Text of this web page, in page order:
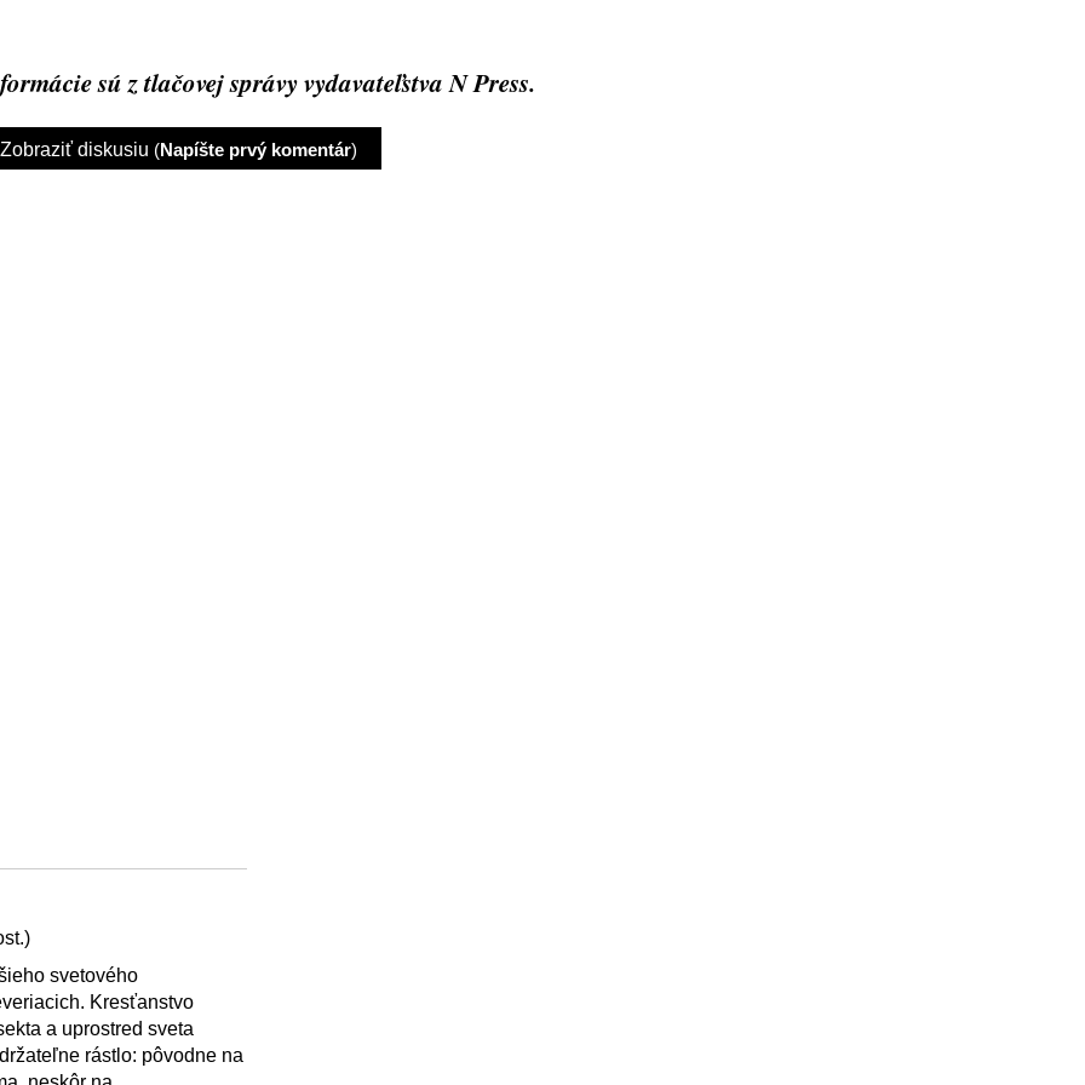
sú z tlačovej správy vydavateľstva N Press.
Zobraziť diskusiu (Napíšte prvý komentár)
svetového
Kresťanstvo
a uprostred sveta
rástlo: pôvodne na